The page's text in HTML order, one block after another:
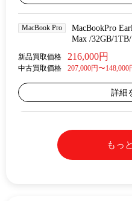
MacBook Pro
MacBookPro
Max /32GB/
新品買取価格 216,000円
中古買取価格 207,000円〜148,000
詳細
もっ